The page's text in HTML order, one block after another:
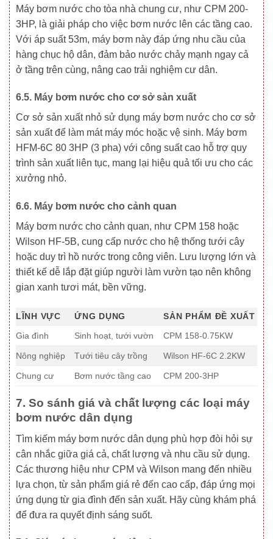
Máy bơm nước cho tòa nhà chung cư, như CPM 200-
3HP, là giải pháp cho việc bơm nước lên các tầng cao.
Với áp suất 53m, máy bơm này đáp ứng nhu cầu của
hàng chục hộ dân, đảm bảo nước chảy mạnh ngay cả
ở tầng trên cùng, nâng cao trải nghiệm cư dân.
6.5. Máy bơm nước cho cơ sở sản xuất
Cơ sở sản xuất nhỏ sử dụng máy bơm nước cho cơ sở
sản xuất để làm mát máy móc hoặc vệ sinh. Máy bơm
HFM-6C 80 3HP (3 pha) với công suất cao hỗ trợ quy
trình sản xuất liên tục, mang lại hiệu quả tối ưu cho các
xưởng nhỏ.
6.6. Máy bơm nước cho cảnh quan
Máy bơm nước cho cảnh quan, như CPM 158 hoặc
Wilson HF-5B, cung cấp nước cho hệ thống tưới cây
hoặc duy trì hồ nước trong công viên. Lưu lượng lớn và
thiết kế dễ lắp đặt giúp người làm vườn tạo nên không
gian xanh tươi mát, bền vững.
LĨNH VỰC ỨNG DỤNG
SẢN PHẨM ĐỀ XUẤT
Gia đình
Sinh hoạt, tưới vườn CPM 158-0.75KW
Nông nghiệp Tưới tiêu cây trồng Wilson HF-6C 2.2KW
Chung cư Bơm nước tầng cao CPM 200-3HP
7. So sánh giá và chất lượng các loại máy
bơm nước dân dụng
Tìm kiếm máy bơm nước dân dụng phù hợp đòi hỏi sự
cân nhắc giữa giá cả, chất lượng và nhu cầu sử dụng.
Các thương hiệu như CPM và Wilson mang đến nhiều
lựa chọn, từ sản phẩm giá rẻ đến cao cấp, đáp ứng mọi
ứng dụng từ gia đình đến sản xuất. Hãy cùng khám phá
để đưa ra quyết định sáng suốt.